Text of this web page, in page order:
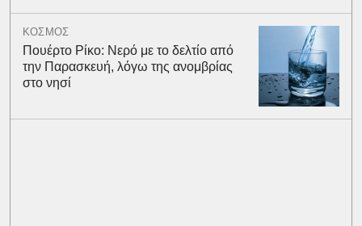
ΚΟΣΜΟΣ
Πουέρτο Ρίκο: Νερό με το δελτίο από
την Παρασκευή, λόγω της ανομβρίας
στο νησί